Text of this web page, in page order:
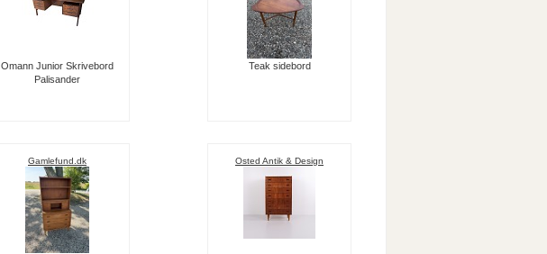
Omann Junior Skrivebord
Palisander
Teak sidebord
Gamlefund.dk Osted Antik & Design